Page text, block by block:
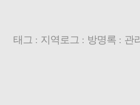
태그 : 지역로그 : 방명록: 관